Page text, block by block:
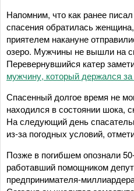
Напомним, что как ранее
спасения обратилась
приятелем накануне
озеро. Мужчины не вышли на
Перевернувшийся катер
мужчину, который держался
Спасенный долгое время не
находился в состоянии шока,
На следующий день
из-за погодных условий,
Позже в погибшем опознали
работавший помощником
предпринимателя-